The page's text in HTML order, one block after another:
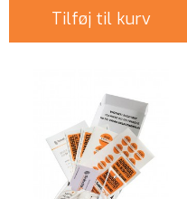
Tilføj til kurv